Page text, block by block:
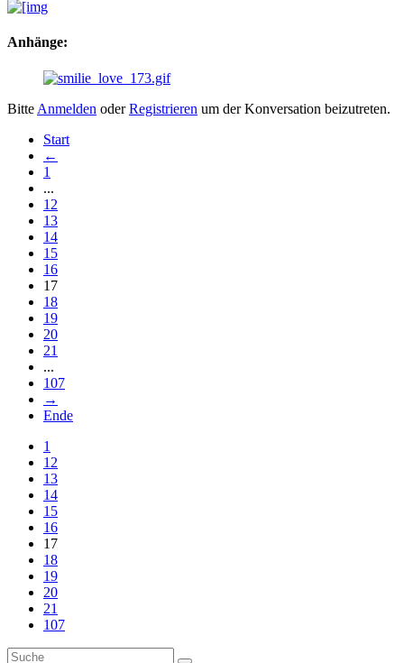
Anhänge:
Bitte Anmelden oderRegistrieren um der Konversation beizutreten.
Start
←
1
...
12
13
14
15
16
17
18
19
20
21
...
107
→
Ende
1
12
13
14
15
16
17
18
19
20
21
107